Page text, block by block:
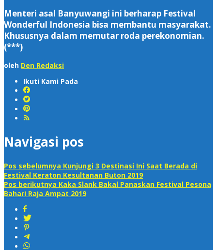
Menteri asal Banyuwangi ini berharap Festival
Wonderful Indonesia bisa membantu masyarakat.
Khususnya dalam memutar roda perekonomian.
(***)
oleh Den Redaksi
Ikuti Kami Pada
Navigasi pos
Pos sebelumnya Kunjungi 3 Destinasi Ini Saat Berada di
Festival Keraton Kesultanan Buton 2019
Pos berikutnya Kaka Slank Bakal Panaskan Festival Pesona
Bahari Raja Ampat 2019